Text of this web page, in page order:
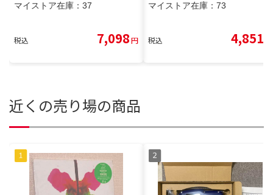
マイストア在庫： 37
税込 7,098円
マイストア在庫： 73
税込 4,851
近くの売り場の商品